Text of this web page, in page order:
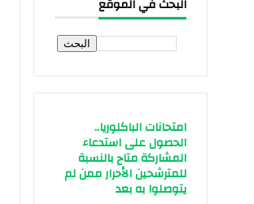
البحث في الموقع
امتحانات الباكلوريا..
الحصول على استدعاء
المشاركة متاح بالنسبة
للمترشحين الأحرار ممن لم
يتوصلوا به بعد